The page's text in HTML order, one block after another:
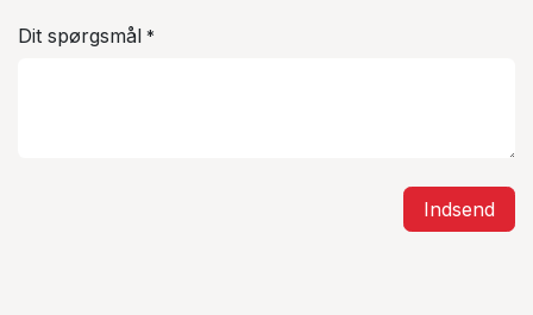
Dit spørgsmål *
Indsend